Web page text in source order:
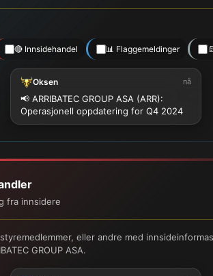
🔴 Innsidehandel 📊 Flaggemeldinger
Oksen nå
📢 ARRIBATEC GROUP ASA (ARR):
Operasjonell oppdatering for Q4 2024
fra innsidere
styremedlemmer, eller andre med
GROUP ASA.